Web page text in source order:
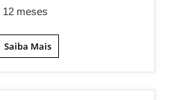
12 meses
Saiba Mais